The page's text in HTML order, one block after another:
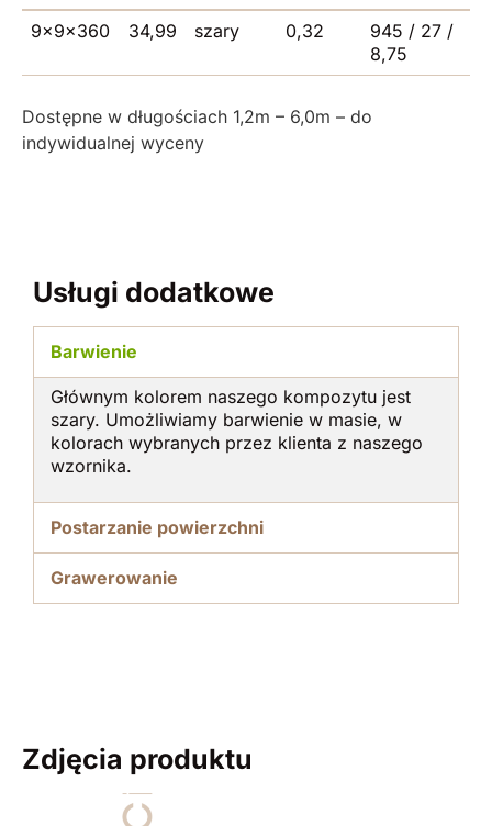
9x9x360
34,99 szary 0,32
945 / 27 /
8,75
Dostępne w długościach 1,2m – 6,0m – do
indywidualnej wyceny
Usługi dodatkowe
Barwienie
Głównym kolorem naszego kompozytu jest
szary. Umożliwiamy barwienie w masie, w
kolorach wybranych przez klienta z naszego
wzornika.
Postarzanie powierzchni
Grawerowanie
Zdjęcia produktu